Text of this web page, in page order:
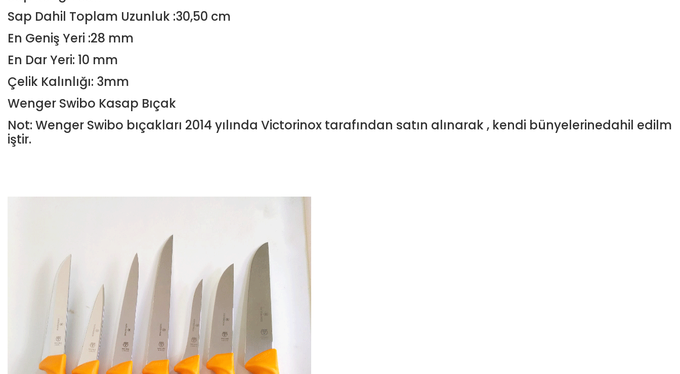
Sap Dahil Toplam Uzunluk :30,50 cm
En Geniş Yeri :28 mm
En Dar Yeri: 10 mm
Çelik Kalınlığı: 3mm
Wenger Swibo Kasap Bıçak
Not: Wenger Swibo bıçakları 2014 yılında Victorinox tarafından satın alınarak , kendi bünyelerinedahil edilm
iştir.